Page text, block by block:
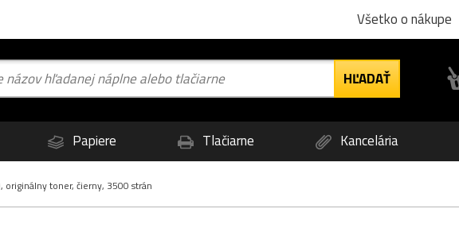
Všetko o nákupe
Papiere Tlačiarne Kancelária
originálny toner, čierny, 3500 strán